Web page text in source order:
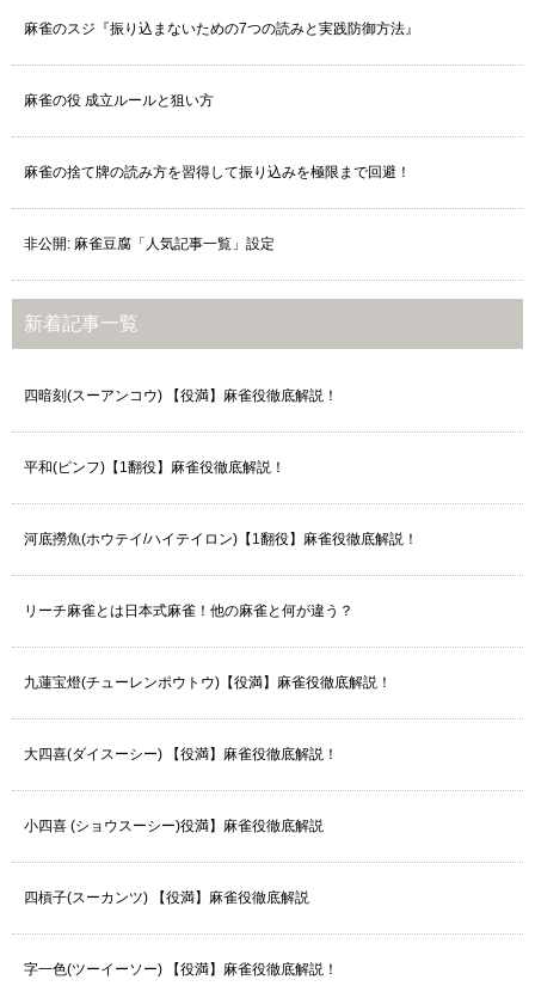
麻雀のスジ『振り込まないための7つの読みと実践防御方法』
麻雀の役 成立ルールと狙い方
麻雀の捨て牌の読み方を習得して振り込みを極限まで回避！
非公開: 麻雀豆腐「人気記事一覧」設定
新着記事一覧
四暗刻(スーアンコウ) 【役満】麻雀役徹底解説！
平和(ピンフ)【1翻役】麻雀役徹底解説！
河底撈魚(ホウテイ/ハイテイロン)【1翻役】麻雀役徹底解説！
リーチ麻雀とは日本式麻雀！他の麻雀と何が違う？
九蓮宝燈(チューレンポウトウ)【役満】麻雀役徹底解説！
大四喜(ダイスーシー) 【役満】麻雀役徹底解説！
小四喜 (ショウスーシー)役満】麻雀役徹底解説
四槓子(スーカンツ) 【役満】麻雀役徹底解説
字一色(ツーイーソー) 【役満】麻雀役徹底解説！